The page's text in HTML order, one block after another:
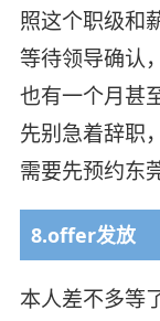
照这个职级和
等待领导确认
也有一个月甚
先别急着辞职
需要先预约东
8.offer发放
本人差不多等